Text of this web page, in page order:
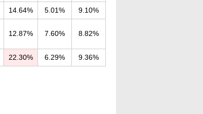
14.64% 5.01% 9.10%
12.87% 7.60% 8.82%
22.30% 6.29% 9.36%